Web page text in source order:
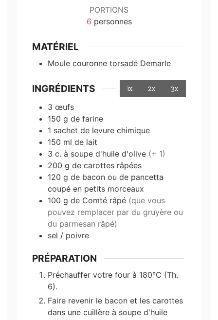
PORTIONS
6 personnes
MATÉRIEL
Moule couronne torsadé Demarle
INGRÉDIENTS 1x 2x
3x
3 œufs
150 g de farine
1 sachet de levure chimique
150 ml de lait
3 c. à soupe d'huile d'olive (+ 1)
200 g de carottes râpées
120 g de bacon ou de pancetta
coupé en petits morceaux
100 g de Comté râpé (que vous
pouvez remplacer par du gruyère ou
du parmesan râpé)
sel / poivre
PRÉPARATION
Préchauffer votre four à 180°C (Th.
6).
Faire revenir le bacon et les carottes
dans une cuillère à soupe d'huile